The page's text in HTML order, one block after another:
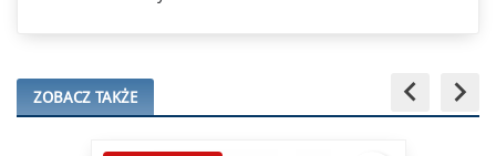
ZOBACZ TAKŻE keyboard_arrow_left keyboard_arrow_right